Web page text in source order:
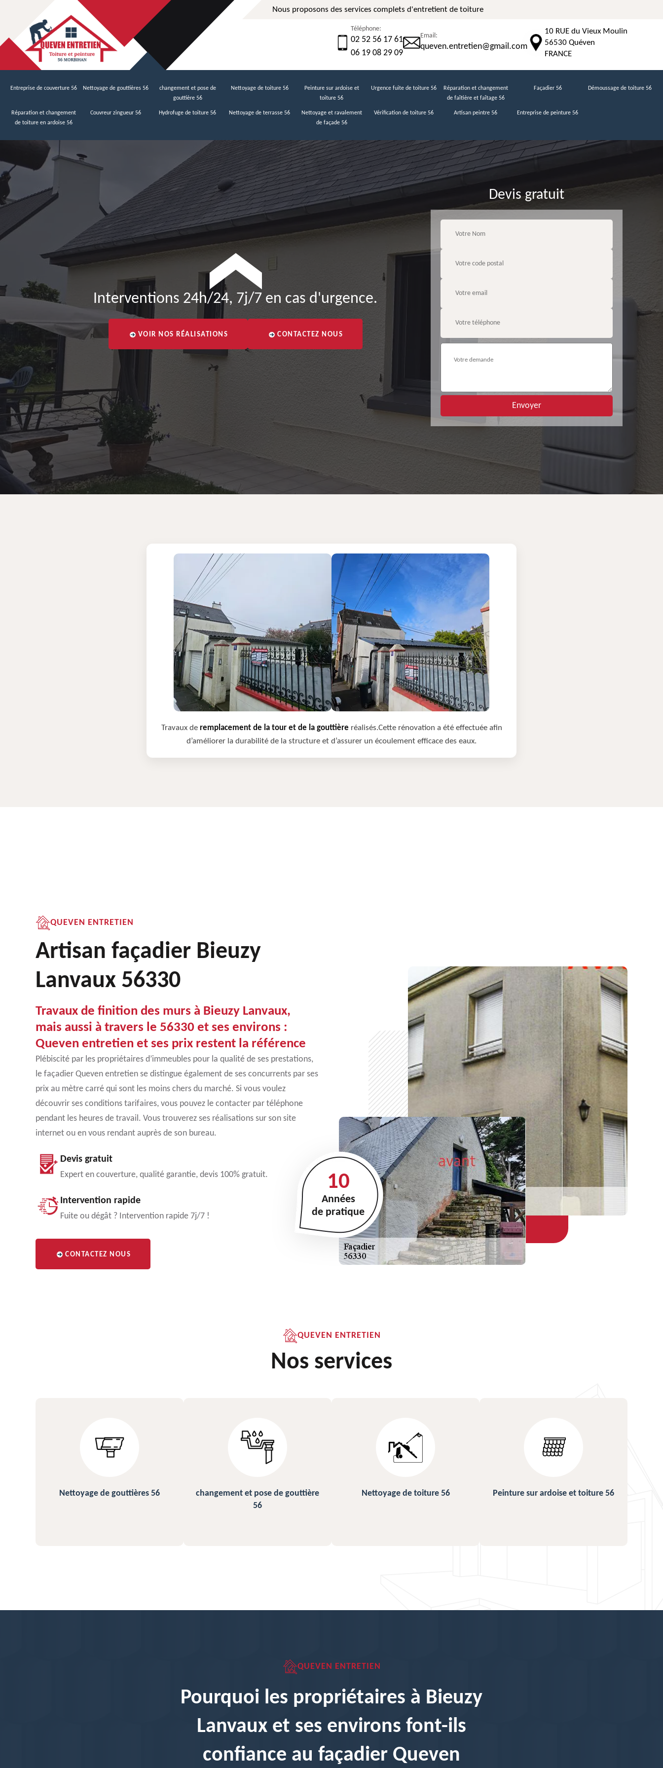
Nous proposons des services complets d'entretient de toiture
Téléphone:
02 52 56 17 61
06 19 08 29 09
Email:
queven.entretien@gmail.com
10 RUE du Vieux Moulin
56530 Quéven
FRANCE
Entreprise de couverture 56 Nettoyage de gouttières 56
changement et pose de
gouttière 56
Nettoyage de toiture 56
Peinture sur ardoise et
toiture 56
Urgence fuite de toiture 56
Réparation et changement
de faîtière et faîtage 56
Façadier 56 Démoussage de toiture 56
Réparation et changement
de toiture en ardoise 56
Couvreur zingueur 56 Hydrofuge de toiture 56 Nettoyage de terrasse 56
Nettoyage et ravalement
de façade 56
Vérification de toiture 56 Artisan peintre 56 Entreprise de peinture 56
Interventions 24h/24, 7j/7 en cas d'urgence.
VOIR NOS RÉALISATIONS CONTACTEZ NOUS
Devis gratuit
Travaux de remplacement de la tour et de la gouttière réalisés.Cette rénovation a été effectuée afin
d’améliorer la durabilité de la structure et d’assurer un écoulement efficace des eaux.
QUEVEN ENTRETIEN
Artisan façadier Bieuzy
Lanvaux 56330
Travaux de finition des murs à Bieuzy Lanvaux,
mais aussi à travers le 56330 et ses environs :
Queven entretien et ses prix restent la référence
Plébiscité par les propriétaires d’immeubles pour la qualité de ses prestations,
le façadier Queven entretien se distingue également de ses concurrents par ses
prix au mètre carré qui sont les moins chers du marché. Si vous voulez
découvrir ses conditions tarifaires, vous pouvez le contacter par téléphone
pendant les heures de travail. Vous trouverez ses réalisations sur son site
internet ou en vous rendant auprès de son bureau.
Devis gratuit
Expert en couverture, qualité garantie, devis 100% gratuit.
Intervention rapide
Fuite ou dégât ? Intervention rapide 7j/7 !
CONTACTEZ NOUS
10
Années
de pratique
QUEVEN ENTRETIEN
Nos services
changement et pose de gouttière
Nettoyage de toiture 56 Peinture sur ardoise et toiture 56 Urgence fuite de toiture 56
QUEVEN ENTRETIEN
Pourquoi les propriétaires à Bieuzy
Lanvaux et ses environs font-ils
confiance au façadier Queven